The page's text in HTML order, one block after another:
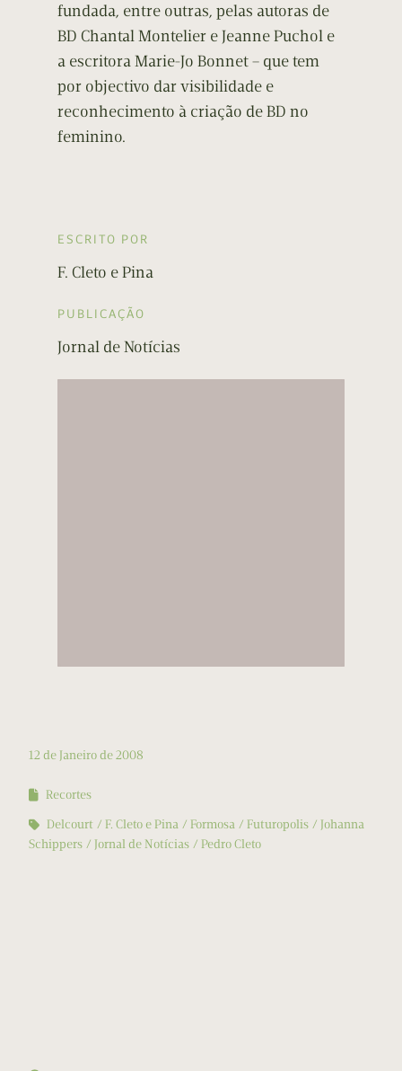
fundada, entre outras, pelas autoras de
BD Chantal Montelier e Jeanne Puchol e
a escritora Marie-Jo Bonnet – que tem
por objectivo dar visibilidade e
reconhecimento à criação de BD no
feminino.
ESCRITO POR
F. Cleto e Pina
PUBLICAÇÃO
Jornal de Notícias
12 de Janeiro de 2008
Recortes
Delcourt
F. Cleto e Pina Formosa Futuropolis
Johanna
Schippers
Jornal de Notícias Pedro Cleto